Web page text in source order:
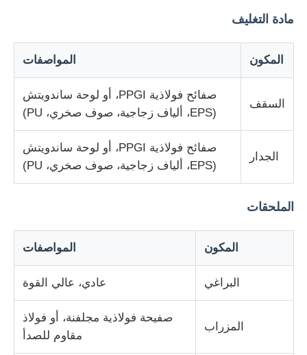
هيكل الفولاذ المغلف بالمسحوق
مادة التغليف
المكون المواصفات
السقف
صفائح فولاذية PPGI، أو لوحة ساندويتش
(EPS، ألياف زجاجية، صوف صخري، PU)
الجدار
صفائح فولاذية PPGI، أو لوحة ساندويتش
(EPS، ألياف زجاجية، صوف صخري، PU)
الملحقات
المكون المواصفات
البراغي عادي، عالي القوة
المزراب
صفيحة فولاذية مجلفنة، أو فولاذ
مقاوم للصدأ